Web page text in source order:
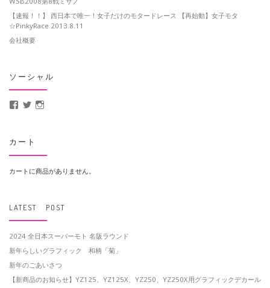
【速報！！】 西日本で唯一！女子だけのモタードレース 【再始動】女子モタ
☆PinkyRace 2013.8.11
会社概要
ソーシャル
MotoCrusader さんのプロフィールを Facebook で表示
@MotoCrusader さんのプロフィールを Twitter で表示
カート
カートに商品がありません。
LATEST POST
2024 全日本スーパーモト 名阪ラウンド
新年らしいグラフィック 和柄「菊」
新年のごあいさつ
【新商品のお知らせ】YZ125、YZ125X、YZ250、YZ250X用グラフィックデカール